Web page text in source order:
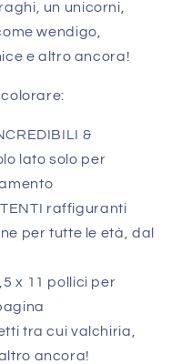
un unicorni,
wendigo,
e altro ancora!
&
lato solo per
raffiguranti
per tutte le età, dal
x 11 pollici per
tra cui valchiria,
ancora!